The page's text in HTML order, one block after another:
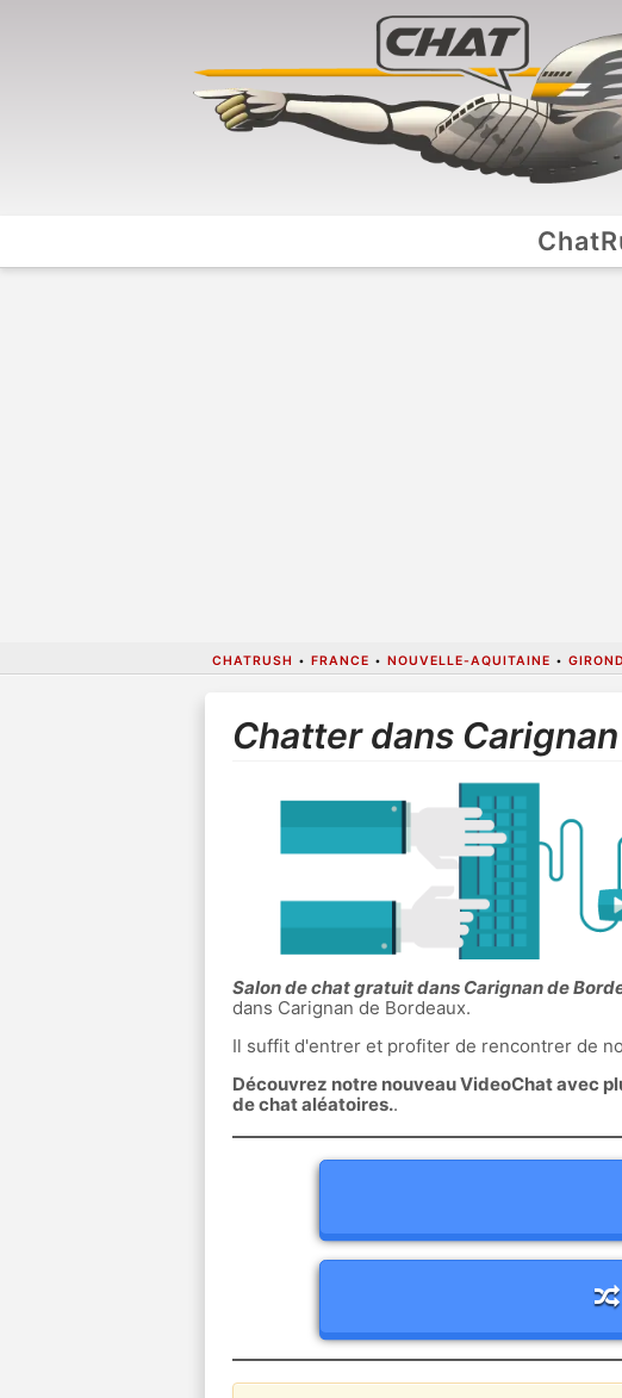
CHATRUSH • FRANCE • NOUVELLE-AQUITAINE •
Chatter dans
Salon de chat gratuit dans Carignan de
dans Carignan de Bordeaux.
Il suffit d'entrer et profiter de rencontrer de
Découvrez notre nouveau VideoChat avec
de chat aléatoires..